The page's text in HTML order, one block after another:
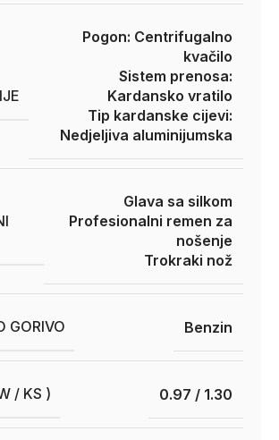
Pogon: Centrifugalno
kvačilo
Sistem prenosa:
Kardansko vratilo
Tip kardanske cijevi:
Nedjeljiva aluminijumska
Glava sa silkom
Profesionalni remen za
nošenje
Trokraki nož
GORIVO Benzin
/ KS ) 0.97 / 1.30